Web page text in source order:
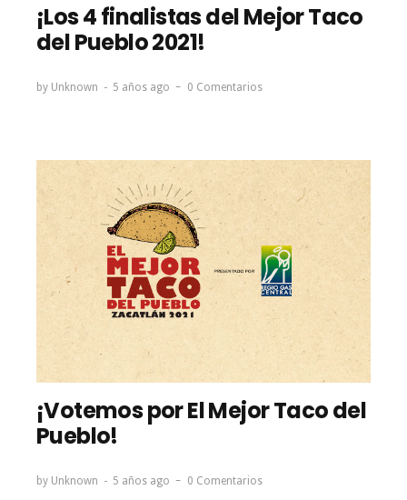
¡Los 4 finalistas del Mejor Taco
del Pueblo 2021!
by Unknown 5 años ago 0 Comentarios
¡Votemos por El Mejor Taco del
Pueblo!
by Unknown 5 años ago 0 Comentarios